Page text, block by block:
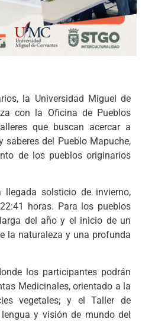
la Universidad Miguel de
con la Oficina de Pueblos
que buscan acercar a
del Pueblo Mapuche,
de los pueblos originarios
solsticio de invierno,
horas. Para los pueblos
del año y el inicio de un
la naturaleza y una profunda
los participantes podrán
Medicinales, orientado a la
vegetales; y el Taller de
y visión de mundo del